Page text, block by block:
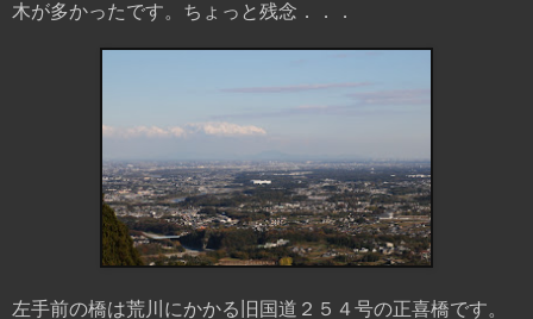
木が多かったです。ちょっと残念．．．
左手前の橋は荒川にかかる旧国道２５４号の正喜橋です。